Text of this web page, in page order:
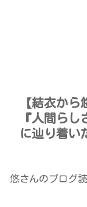
【結衣か
『人間ら
に辿り着い
悠さんのブログ